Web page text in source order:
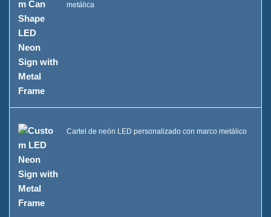
metálica
Cartel de neón LED personalizado con marco metálico